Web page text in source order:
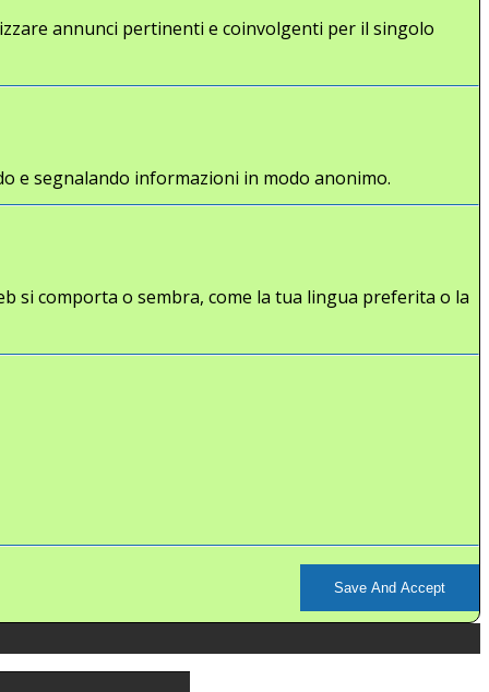
annunci pertinenti e coinvolgenti per il singolo
e segnalando informazioni in modo anonimo.
si comporta o sembra, come la tua lingua preferita o la
Save And Accept